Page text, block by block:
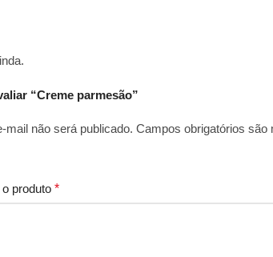
“Creme parmesão”
mail não será publicado. Campos obrigatórios são
produto *